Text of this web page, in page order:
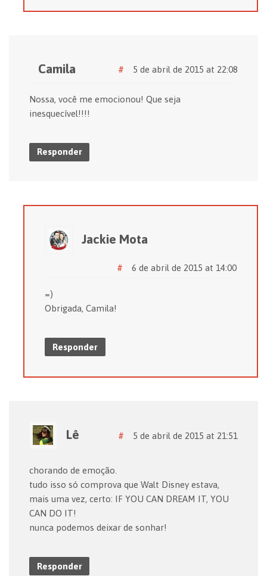
Camila 5 de abril de 2015 at 22:08
#
Nossa, você me emocionou! Que seja
inesquecível!!!!
Responder
Jackie Mota
6 de abril de 2015 at 14:00
#
=)
Obrigada, Camila!
Responder
Lê 5 de abril de 2015 at 21:51
#
chorando de emoção.
tudo isso só comprova que Walt Disney estava,
mais uma vez, certo: IF YOU CAN DREAM IT, YOU
CAN DO IT!
nunca podemos deixar de sonhar!
Responder